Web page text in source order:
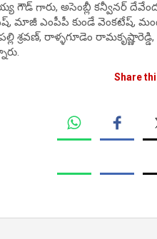
గౌడ్ గారు, అసెంబ్లీ కన్వీనర్
మాజీ ఎంపీపీ కుండే వెంకటేష్,
శ్రవణ్, రాళ్ళగూడెం
Share